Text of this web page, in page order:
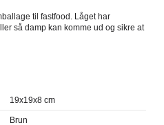
til fastfood. Låget har
så damp kan komme ud og sikre at
19x19x8 cm
Brun